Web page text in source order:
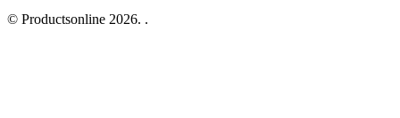
© Productsonline 2026. .